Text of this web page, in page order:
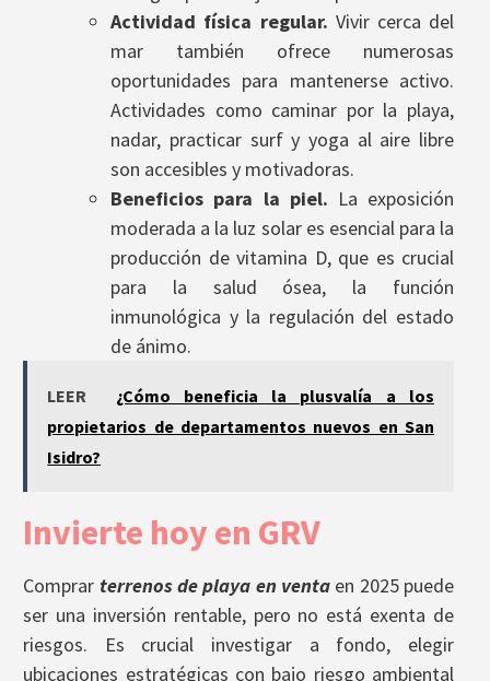
Actividad física regular. Vivir cerca del
mar también ofrece numerosas
oportunidades para mantenerse activo.
Actividades como caminar por la playa,
nadar, practicar surf y yoga al aire libre
son accesibles y motivadoras.
Beneficios para la piel. La exposición
moderada a la luz solar es esencial para la
producción de vitamina D, que es crucial
para la salud ósea, la función
inmunológica y la regulación del estado
de ánimo.
LEER
¿Cómo beneficia la plusvalía a los
propietarios de departamentos nuevos en San
Isidro?
Invierte hoy en GRV
Comprar terrenos de playa en ventaen 2025 puede
ser una inversión rentable, pero no está exenta de
riesgos. Es crucial investigar a fondo, elegir
ubicaciones estratégicas con bajo riesgo ambiental